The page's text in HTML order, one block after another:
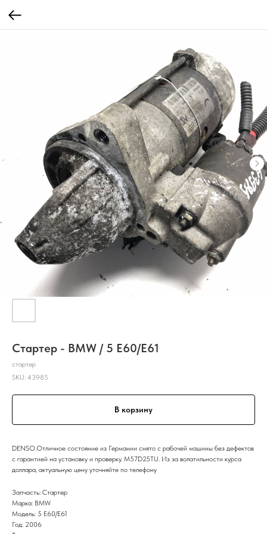
Стартер - BMW / 5 E60/E61
стартер
SKU: 43985
В корзину
DENSO.Отличное состояние из Германии снято с рабочей машины без дефектов
с гарантией на установку и проверку. M57D25TU. Из за волатильности курса
доллара, актуальную цену уточняйте по телефону
Запчасть: Стартер
Марка: BMW
Модель: 5 E60/E61
Год: 2006